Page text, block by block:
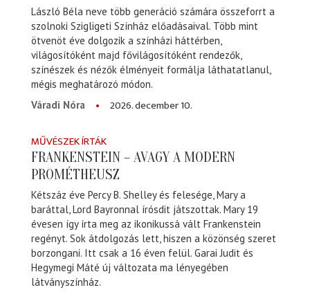
László Béla neve több generáció számára összeforrt a
szolnoki Szigligeti Színház előadásaival. Több mint
ötvenöt éve dolgozik a színházi háttérben,
világosítóként majd fővilágosítóként rendezők,
színészek és nézők élményeit formálja láthatatlanul,
mégis meghatározó módon.
Váradi Nóra
2026. december 10.
MŰVÉSZEK ÍRTÁK
FRANKENSTEIN – AVAGY A MODERN
PROMÉTHEUSZ
Kétszáz éve Percy B. Shelley és felesége, Mary a
baráttal, Lord Bayronnal írósdit játszottak. Mary 19
évesen így írta meg az ikonikussá vált Frankenstein
regényt. Sok átdolgozás lett, hiszen a közönség szeret
borzongani. Itt csak a 16 éven felül. Garai Judit és
Hegymegi Máté új változata ma lényegében
látványszínház.